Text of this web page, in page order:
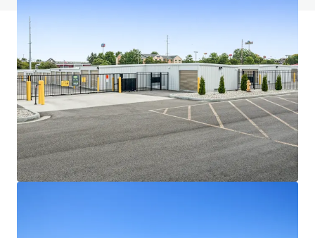
JLL Finanzierung
Wir unterstützen Investoren dabei, ihre Finanzierung
intelligenter zu strukturieren und die Portfolio-
Performance zu optimieren. Kontaktieren Sie unser Team,
um gemeinsam einen besseren Weg einzuschlagen.